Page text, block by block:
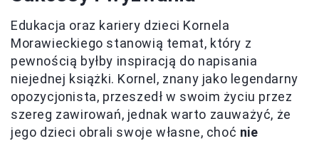
Edukacja oraz kariery dzieci Kornela
Morawieckiego stanowią temat, który z
pewnością byłby inspiracją do napisania
niejednej książki. Kornel, znany jako legendarny
opozycjonista, przeszedł w swoim życiu przez
szereg zawirowań, jednak warto zauważyć, że
jego dzieci obrali swoje własne, choć nie